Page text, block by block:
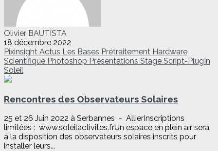
Olivier BAUTISTA
18 décembre 2022
Pixinsight Actus Les Bases Prétraitement Hardware
Scientifique Photoshop Présentations Stage Script-PlugIn
Soleil
Rencontres des Observateurs Solaires
25 et 26 Juin 2022 à Serbannes - AllierInscriptions
limitées : www.soleilactivites.frUn espace en plein air sera
à la disposition des observateurs solaires inscrits pour
installer leurs...